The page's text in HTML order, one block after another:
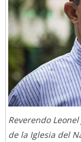
Reverendo
de la Iglesia del